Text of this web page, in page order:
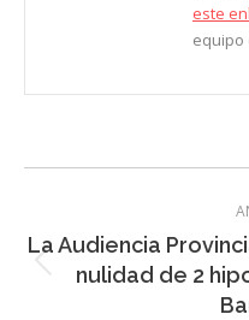
este
equipo
entre
entradas
La Audiencia
nulidad de 2